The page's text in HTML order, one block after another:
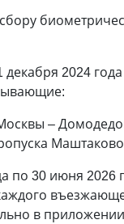
2024
–
по 30 июня 2026
в приложении